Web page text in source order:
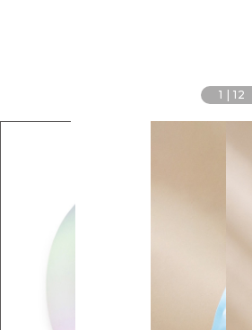
1 |12